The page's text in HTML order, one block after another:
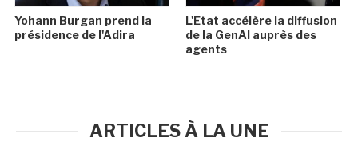
Yohann Burgan prend la
présidence de l'Adira
L'Etat accélère la diffusion
de la GenAI auprès des
agents
ARTICLES À LA UNE